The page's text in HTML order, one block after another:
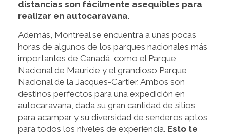
distancias son fácilmente asequibles para
realizar en autocaravana.
Además, Montreal se encuentra a unas pocas
horas de algunos de los parques nacionales más
importantes de Canadá, como el Parque
Nacional de Mauricie y el grandioso Parque
Nacional de la Jacques-Cartier. Ambos son
destinos perfectos para una expedición en
autocaravana, dada su gran cantidad de sitios
para acampar y su diversidad de senderos aptos
para todos los niveles de experiencia. Esto te